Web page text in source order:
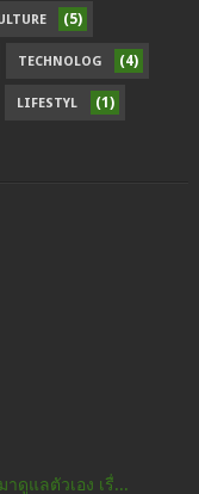
(5)
TECHNOLOG (4)
LIFESTYL (1)
ดูแลตัวเอง เรื่...